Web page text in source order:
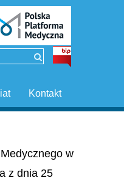
Kontakt
w
z dnia 25